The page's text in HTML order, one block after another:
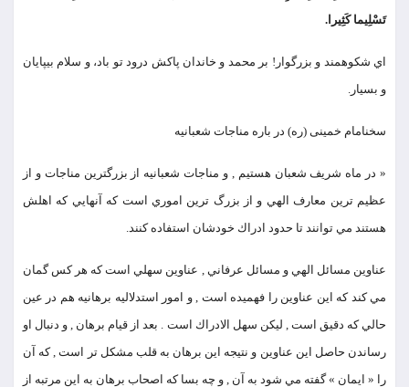
تَسْلِيما كَثِيرا.
اي شكوهمند و بزرگوار! بر محمد و خاندان پاكش درود تو باد، و سلام بي‏پايان
و بسيار.
سخنامام خمینی (ره) در باره مناجات شعبانیه
« در ماه شريف شعبان هستيم , و مناجات شعبانيه از بزرگترين مناجات و از
عظيم ترين معارف الهي و از بزرگ ترين اموري است كه آنهايي كه اهلش
هستند مي توانند تا حدود ادراك خودشان استفاده كنند.
عناوين مسائل الهي و مسائل عرفاني , عناوين سهلي است كه هر كس گمان
مي كند كه اين عناوين را فهميده است , و امور استدلاليه برهانيه هم در عين
حالي كه دقيق است , ليكن سهل الادراك است . بعد از قيام برهان , و دنبال او
رساندن حاصل اين عناوين و نتيجه اين برهان به قلب مشكل تر است , كه آن
را « ايمان » گفته مي شود به آن , و چه بسا كه اصحاب برهان به اين مرتبه از